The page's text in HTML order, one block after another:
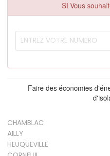
SI Vous
Faire des économies
CHAMBLAC
AILLY
HEUQUEVILLE